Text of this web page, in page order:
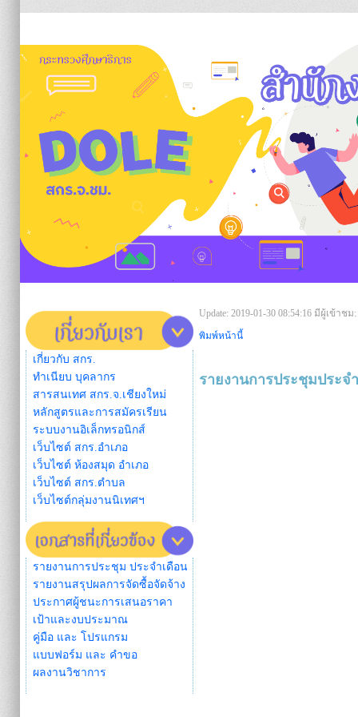
เกี่ยวกับ สกร.
ทำเนียบ บุคลากร
สารสนเทศ สกร.จ.เชียงใหม่
หลักสูตรและการสมัครเรียน
ระบบงานอิเล็กทรอนิกส์
เว็บไซต์ สกร.อำเภอ
เว็บไซต์ ห้องสมุด อำเภอ
เว็บไซต์ สกร.ตำบล
เว็บไซต์กลุ่มงานนิเทศฯ
รายงานการประชุม ประจำเดือน
รายงานสรุปผลการจัดซื้อจัดจ้าง
ประกาศผู้ชนะการเสนอราคา
เป้าและงบประมาณ
คู่มือ และ โปรแกรม
แบบฟอร์ม และ คำขอ
ผลงานวิชาการ
Update: 2019-01-30 08:54:16 มีผู้เข้าชม:
พิมพ์หน้านี้
รายงานการประชุมประจ